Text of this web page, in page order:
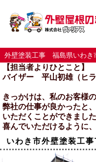
外壁塗装工事 福島県いわ
【担当者よりひとこと
バイザー 平山初雄（ヒラ
きっかけは、私のお客様
弊社の仕事が良かったと
いただくことができました
喜んでいただけるように
いわき市外壁塗装工